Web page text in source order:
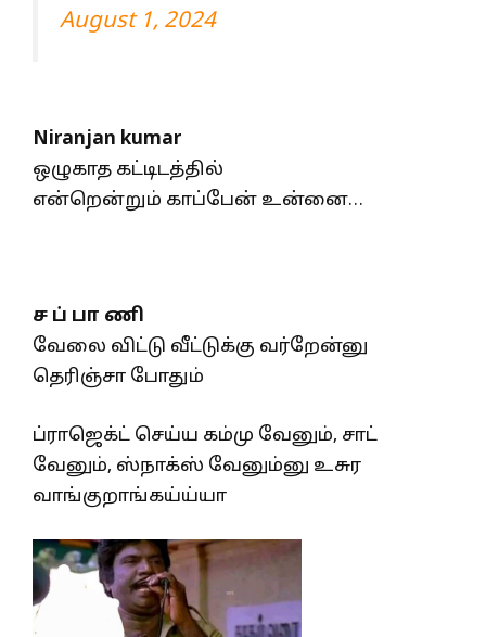
August 1, 2024
Niranjan kumar
ஒழுகாத கட்டிடத்தில்
என்றென்றும் காப்பேன் உன்னை…
ச ப் பா ணி
வேலை விட்டு வீட்டுக்கு வர்றேன்னு
தெரிஞ்சா போதும்
ப்ராஜெக்ட் செய்ய கம்மு வேனும், சாட்
வேனும், ஸ்நாக்ஸ் வேனும்னு உசுர
வாங்குறாங்கய்ய்யா